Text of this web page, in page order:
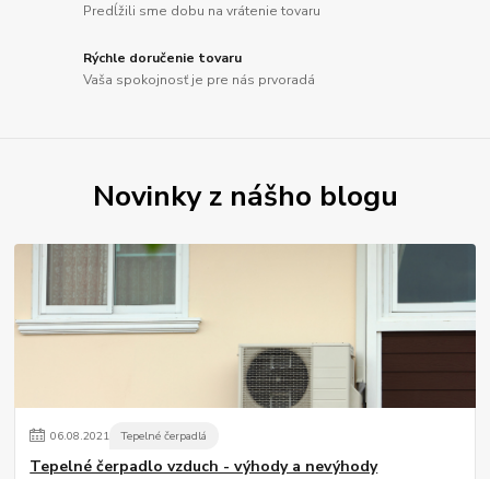
Predĺžili sme dobu na vrátenie tovaru
Rýchle doručenie tovaru
Vaša spokojnosť je pre nás prvoradá
Novinky z nášho blogu
06.08.2021 Tepelné čerpadlá
Tepelné čerpadlo vzduch - výhody a nevýhody